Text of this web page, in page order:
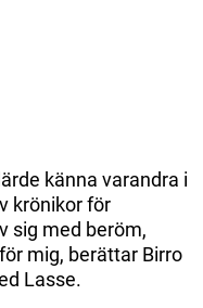
känna varandra i
krönikor för
sig med beröm,
mig, berättar Birro
Lasse.